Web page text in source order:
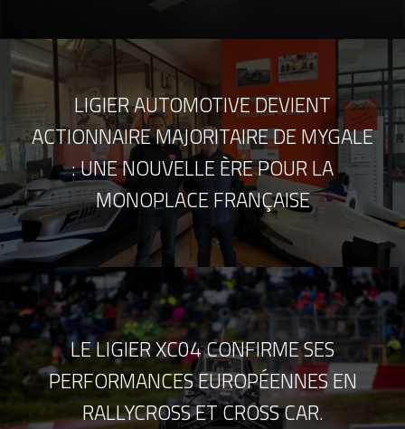
LIGIER AUTOMOTIVE DEVIENT
ACTIONNAIRE MAJORITAIRE DE MYGALE
: UNE NOUVELLE ÈRE POUR LA
MONOPLACE FRANÇAISE
LE LIGIER XC04 CONFIRME SES
PERFORMANCES EUROPÉENNES EN
RALLYCROSS ET CROSS CAR.